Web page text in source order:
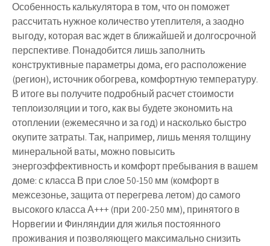
Особенность калькулятора в том, что он поможет
рассчитать нужное количество утеплителя, а заодно
выгоду, которая вас ждет в ближайшей и долгосрочной
перспективе. Понадобится лишь заполнить
конструктивные параметры дома, его расположение
(регион), источник обогрева, комфортную температуру.
В итоге вы получите подробный расчет стоимости
теплоизоляции и того, как вы будете экономить на
отоплении (ежемесячно и за год) и насколько быстро
окупите затраты. Так, например, лишь меняя толщину
минеральной ваты, можно повысить
энергоэффективность и комфорт пребывания в вашем
доме: с класса В при слое 50-150 мм (комфорт в
межсезонье, защита от перегрева летом) до самого
высокого класса А+++ (при 200-250 мм), принятого в
Норвегии и Финляндии для жилья постоянного
проживания и позволяющего максимально снизить